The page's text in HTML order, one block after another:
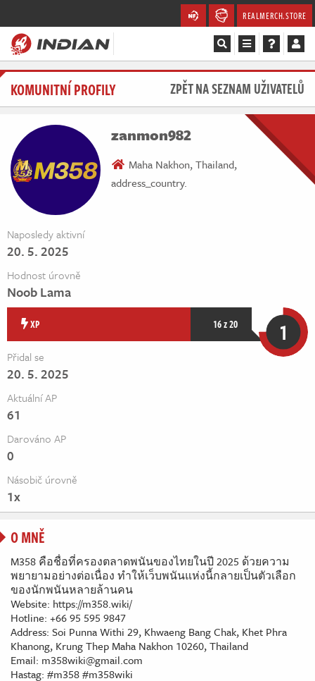
REALMERCH.STORE
Magazín
Videa
Soutěže
Databáze
Komunita
Redakce
Živě
KOMUNITNÍ PROFILY ZPĚT NA SEZNAM UŽIVATELŮ
zanmon982
Maha Nakhon, Thailand,
address_country.
Naposledy aktivní
20. 5. 2025
Hodnost úrovně
Noob Lama
XP 16 z 20 1
Přidal se
20. 5. 2025
Aktuální AP
61
Darováno AP
0
Násobič úrovně
1x
O MNĚ
M358 คือชื่อที่ครองตลาดพนันของไทยในปี 2025 ด้วยความ
พยายามอย่างต่อเนื่อง ทำให้เว็บพนันแห่งนี้กลายเป็นตัวเลือก
ของนักพนันหลายล้านคน
Website: https://m358.wiki/
Hotline: +66 95 595 9847
Address: Soi Punna Withi 29, Khwaeng Bang Chak, Khet Phra
Khanong, Krung Thep Maha Nakhon 10260, Thailand
Email: m358wiki@gmail.com
Hastag: #m358 #m358wiki